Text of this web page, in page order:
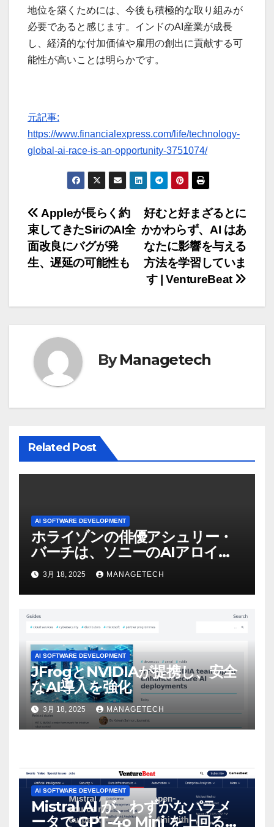
地位を築くためには、今後も積極的な取り組みが
必要であると感じます。インドのAI産業が成長
し、経済的な付加価値や雇用の創出に貢献する可
能性が高いことは明らかです。
元記事:
https://www.financialexpress.com/life/technology-
global-ai-race-is-an-opportunity-3751074/
投
稿
ナ
ー
シ
好むと好まざるとに
かかわらず、AI はあ
なたに影響を与える
方法を学習していま
す | VentureBeat
Appleが長らく約
束してきたSiriのAI全
面改良にバグが発
生、遅延の可能性も
ByManagetech
Related Post
AI SOFTWARE DEVELOPMENT
ホライゾンの俳優アシュリー・
バーチは、ソニーのAIアロイの
ビデオを見て「ゲームパフォー
マンスという芸術形式に不安を
感じた」と語る – IGN
3月 18, 2025 MANAGETECH
AI SOFTWARE DEVELOPMENT
JFrogとNVIDIAが提携し、安全
なAI導入を強化
3月 18, 2025 MANAGETECH
AI SOFTWARE DEVELOPMENT
Mistral AI が、わずかなパラメ
ータで GPT-4o Mini を上回る新